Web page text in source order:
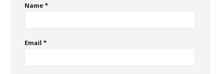
Name*
Email *